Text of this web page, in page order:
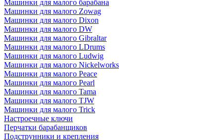
Машинки для малого барабана
Машинки для малого Zowag
Машинки для малого Dixon
Машинки для малого DW
Машинки для малого Gibraltar
Машинки для малого LDrums
Машинки для малого Ludwig
Машинки для малого Nickelworks
Машинки для малого Peace
Машинки для малого Pearl
Машинки для малого Tama
Машинки для малого TJW
Машинки для малого Trick
Настроечные ключи
Перчатки барабанщиков
Подструнники и крепления